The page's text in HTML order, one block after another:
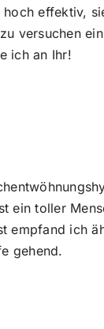
effektiv,
versuchen
ich an Ihr!
ein toller
empfand ich
gehend.